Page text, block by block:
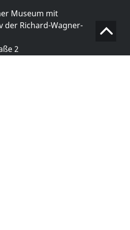
Museum mit
der Richard-Wagner-
2